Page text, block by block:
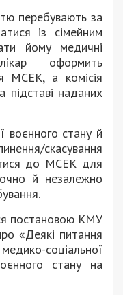
перебувають за
із сімейним
йому медичні
оформить
МСЕК, а комісія
підставі наданих
воєнного стану й
скасування
до МСЕК для
й незалежно
постановою КМУ
«Деякі питання
соціальної
стану на